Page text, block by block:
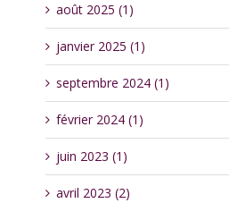
août 2025 (1)
janvier 2025 (1)
septembre 2024 (1)
février 2024 (1)
juin 2023 (1)
avril 2023 (2)